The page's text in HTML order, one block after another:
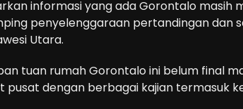
informasi yang ada Gorontalo masih
penyelenggaraan pertandingan dan
Utara.
tuan rumah Gorontalo ini belum final
pusat dengan berbagai kajian termasuk